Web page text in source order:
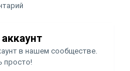
в нашем сообществе.
просто!